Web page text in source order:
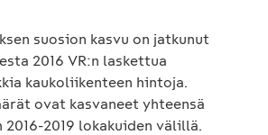
suosion kasvu on jatkunut
2016 VR:n laskettua
kaukoliikenteen hintoja.
ovat kasvaneet yhteensä
2016-2019 lokakuiden välillä.